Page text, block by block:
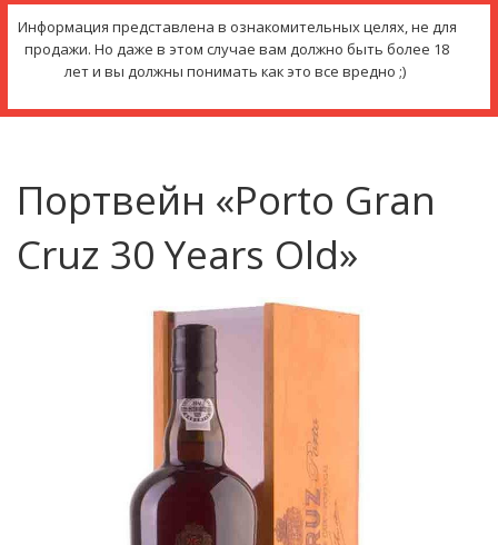
Информация представлена в ознакомительных целях, не для
продажи. Но даже в этом случае вам должно быть более 18
лет и вы должны понимать как это все вредно ;)
Портвейн «Porto Gran
Cruz 30 Years Old»